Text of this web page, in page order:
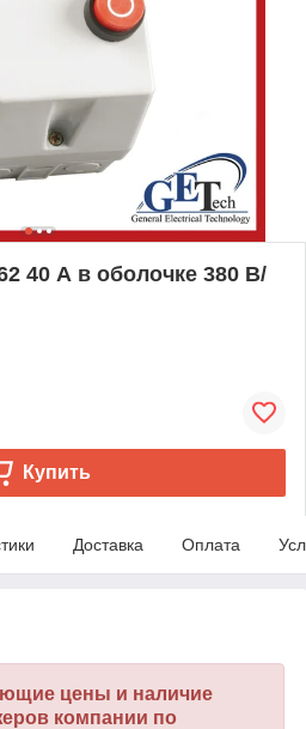
40 А в оболочке 380 В/
Купить
Доставка Оплата
цены и наличие
компании по